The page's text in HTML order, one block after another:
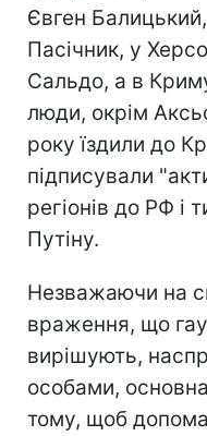
Євген
Пасічник, у
Сальдо, а в
люди, окрім
року їздили до
підписували
регіонів до РФ і
Путіну.
Незважаючи на
враження, що
вирішують,
особами,
тому, щоб